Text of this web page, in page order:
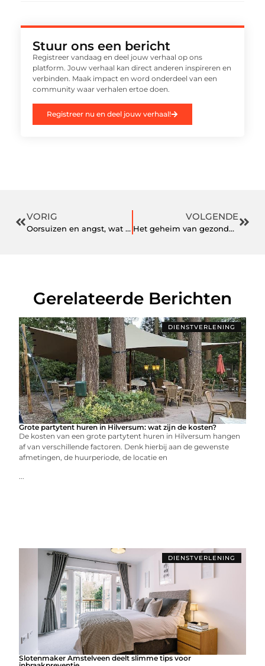
Stuur ons een bericht
Registreer vandaag en deel jouw verhaal op ons
platform. Jouw verhaal kan direct anderen inspireren en
verbinden. Maak impact en word onderdeel van een
community waar verhalen ertoe doen.
Registreer nu en deel jouw verhaal!
VORIG
Oorsuizen en angst, wat is het verband?
VOLGENDE
Het geheim van gezonder haar
Gerelateerde Berichten
DIENSTVERLENING
Grote partytent huren in Hilversum: wat zijn de kosten?
De kosten van een grote partytent huren in Hilversum hangen
af van verschillende factoren. Denk hierbij aan de gewenste
afmetingen, de huurperiode, de locatie en
...
DIENSTVERLENING
Slotenmaker Amstelveen deelt slimme tips voor